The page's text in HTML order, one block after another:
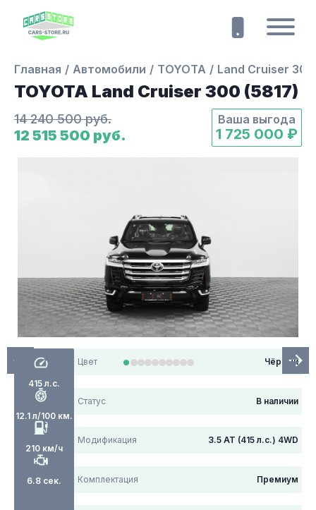
Главная Автомобили TOYOTA Land Cruiser 300
TOYOTA Land Cruiser 300 (5817)
14 240 500 руб.
12 515 500 руб.
Ваша выгода
1 725 000 ₽
415 л.с.
12.1 л/100 км.
210 км/ч
6.8 сек.
Цвет Чёрный
Статус В наличии
Модификация 3.5 AT (415 л.с.) 4WD
Комплектация Премиум